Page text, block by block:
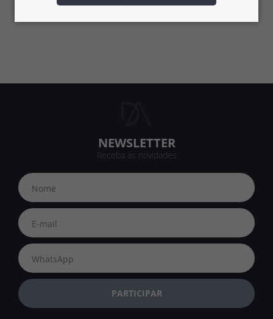
NEWSLETTER
Receba as novidades